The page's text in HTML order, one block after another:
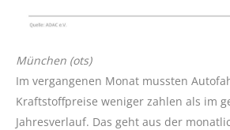
München (ots)
Im vergangenen Monat mussten
Kraftstoffpreise weniger zahlen als im
Jahresverlauf. Das geht aus der